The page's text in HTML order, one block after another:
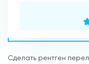
Сделать рентген